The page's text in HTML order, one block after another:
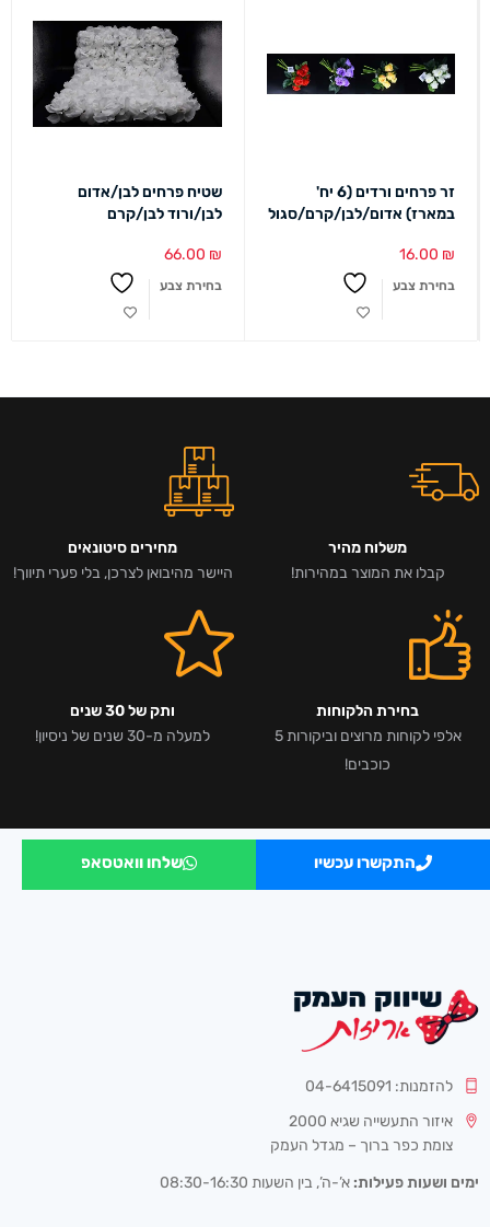
זר פרחים ורדים (6 יח'
במארז) אדום/לבן/קרם/סגול
16.00 ₪
בחירת צבע
שטיח פרחים לבן/אדום
לבן/ורוד לבן/קרם
66.00 ₪
בחירת צבע
משלוח מהיר
קבלו את המוצר במהירות!
מחירים סיטונאים
היישר מהיבואן לצרכן, בלי פערי תיווך!
בחירת הלקוחות
אלפי לקוחות מרוצים וביקורות 5
כוכבים!
ותק של 30 שנים
למעלה מ-30 שנים של ניסיון!
התקשרו עכשיו שלחו וואטסאפ
להזמנות: 04-6415091
איזור התעשייה שגיא 2000
צומת כפר ברוך – מגדל העמק
ימים ושעות פעילות: א’-ה’, בין השעות 08:30-16:30